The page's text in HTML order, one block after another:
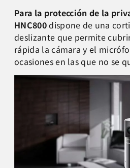
Para la protección de la
HNC800dispone de una
deslizante que permite
rápida la cámara y el
ocasiones en las que no se